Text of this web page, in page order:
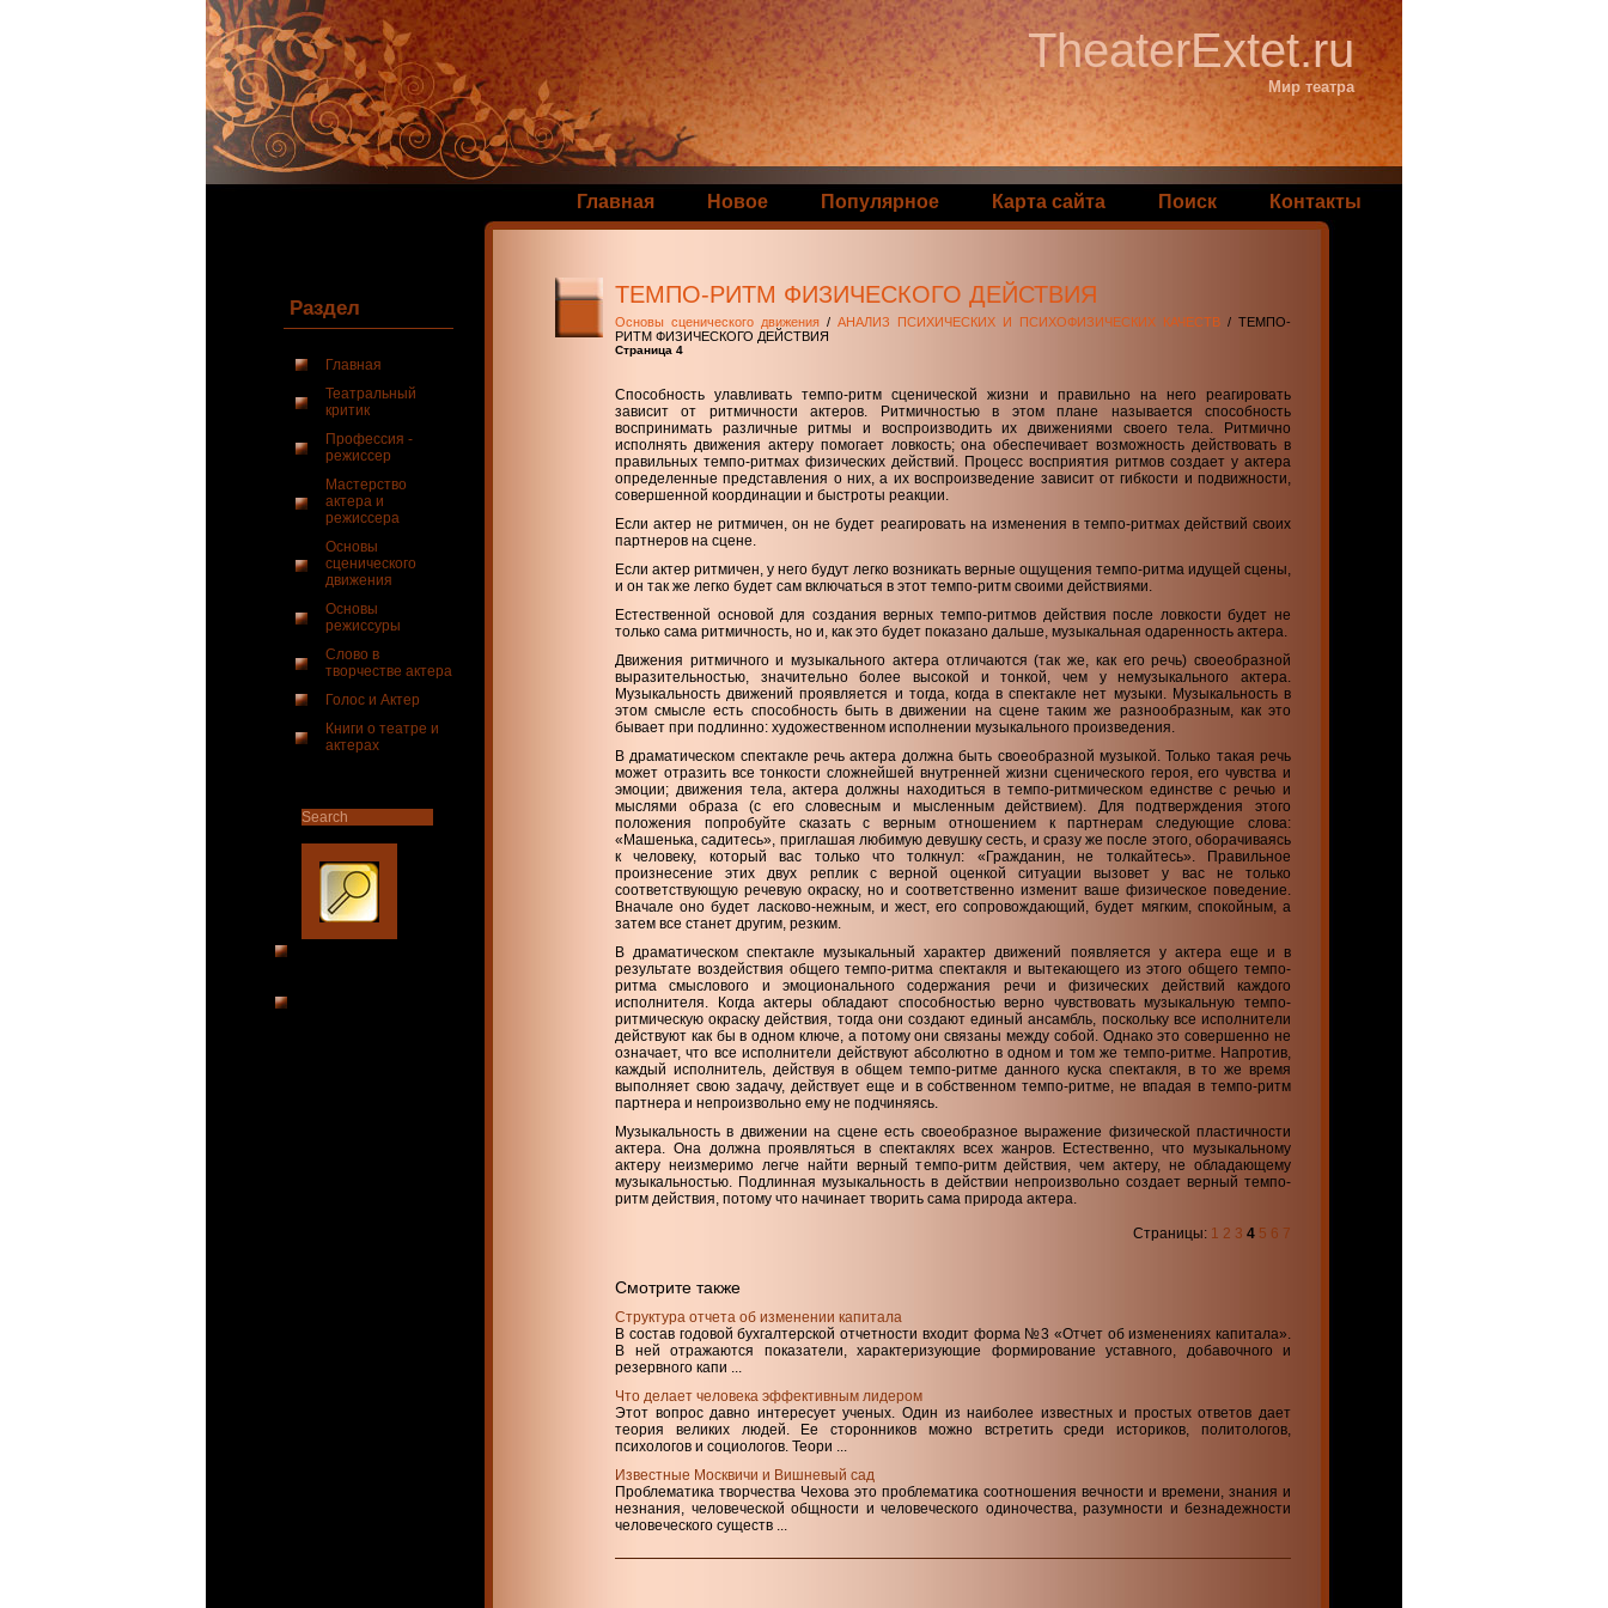
TheaterExtet.ru
Мир театра
Главная Новое Популярное Карта сайта Поиск Контакты
Раздел
Главная
Театральный
критик
Профессия -
режиссер
Мастерство
актера и
режиссера
Основы
сценического
движения
Основы
режиссуры
Слово в
творчестве актера
Голос и Актер
Книги о театре и
актерах
ТЕМПО-РИТМ ФИЗИЧЕСКОГО ДЕЙСТВИЯ
Основы сценического движения / АНАЛИЗ ПСИХИЧЕСКИХ И ПСИХОФИЗИЧЕСКИХ КАЧЕСТВ / ТЕМПО-
РИТМ ФИЗИЧЕСКОГО ДЕЙСТВИЯ
Страница 4
Способность улавливать темпо-ритм сценической жизни и правильно на него реагировать
зависит от ритмичности актеров. Ритмичностью в этом плане называется способность
воспринимать различные ритмы и воспроизводить их движениями своего тела. Ритмично
исполнять движения актеру помогает ловкость; она обеспечивает возможность действовать в
правильных темпо-ритмах физических действий. Процесс восприятия ритмов создает у актера
определенные представления о них, а их воспроизведение зависит от гибкости и подвижности,
совершенной координации и быстроты реакции.
Если актер не ритмичен, он не будет реагировать на изменения в темпо-ритмах действий своих
партнеров на сцене.
Если актер ритмичен, у него будут легко возникать верные ощущения темпо-ритма идущей сцены,
и он так же легко будет сам включаться в этот темпо-ритм своими действиями.
Естественной основой для создания верных темпо-ритмов действия после ловкости будет не
только сама ритмичность, но и, как это будет показано дальше, музыкальная одаренность актера.
Движения ритмичного и музыкального актера отличаются (так же, как его речь) своеобразной
выразительностью, значительно более высокой и тонкой, чем у немузыкального актера.
Музыкальность движений проявляется и тогда, когда в спектакле нет музыки. Музыкальность в
этом смысле есть способность быть в движении на сцене таким же разнообразным, как это
бывает при подлинно: художественном исполнении музыкального произведения.
В драматическом спектакле речь актера должна быть своеобразной музыкой. Только такая речь
может отразить все тонкости сложнейшей внутренней жизни сценического героя, его чувства и
эмоции; движения тела, актера должны находиться в темпо-ритмическом единстве с речью и
мыслями образа (с его словесным и мысленным действием). Для подтверждения этого
положения попробуйте сказать с верным отношением к партнерам следующие слова:
«Машенька, садитесь», приглашая любимую девушку сесть, и сразу же после этого, оборачиваясь
к человеку, который вас только что толкнул: «Гражданин, не толкайтесь». Правильное
произнесение этих двух реплик с верной оценкой ситуации вызовет у вас не только
соответствующую речевую окраску, но и соответственно изменит ваше физическое поведение.
Вначале оно будет ласково-нежным, и жест, его сопровождающий, будет мягким, спокойным, а
затем все станет другим, резким.
В драматическом спектакле музыкальный характер движений появляется у актера еще и в
результате воздействия общего темпо-ритма спектакля и вытекающего из этого общего темпо-
ритма смыслового и эмоционального содержания речи и физических действий каждого
исполнителя. Когда актеры обладают способностью верно чувствовать музыкальную темпо-
ритмическую окраску действия, тогда они создают единый ансамбль, поскольку все исполнители
действуют как бы в одном ключе, а потому они связаны между собой. Однако это совершенно не
означает, что все исполнители действуют абсолютно в одном и том же темпо-ритме. Напротив,
каждый исполнитель, действуя в общем темпо-ритме данного куска спектакля, в то же время
выполняет свою задачу, действует еще и в собственном темпо-ритме, не впадая в темпо-ритм
партнера и непроизвольно ему не подчиняясь.
Музыкальность в движении на сцене есть своеобразное выражение физической пластичности
актера. Она должна проявляться в спектаклях всех жанров. Естественно, что музыкальному
актеру неизмеримо легче найти верный темпо-ритм действия, чем актеру, не обладающему
музыкальностью. Подлинная музыкальность в действии непроизвольно создает верный темпо-
ритм действия, потому что начинает творить сама природа актера.
Страницы: 1 2 3 4 5 6 7
Смотрите также
Структура отчета об изменении капитала
В состав годовой бухгалтерской отчетности входит форма №3 «Отчет об изменениях капитала».
В ней отражаются показатели, характеризующие формирование уставного, добавочного и
резервного капи ...
Что делает человека эффективным лидером
Этот вопрос давно интересует ученых. Один из наиболее известных и простых ответов дает
теория великих людей. Ее сторонников можно встретить среди историков, политологов,
психологов и социологов. Теори ...
Известные Москвичи и Вишневый сад
Проблематика творчества Чехова это проблематика соотношения вечности и времени, знания и
незнания, человеческой общности и человеческого одиночества, разумности и безнадежности
человеческого существ ...